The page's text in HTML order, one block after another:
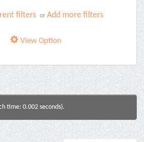
filters or Add more filters
View Option
time: 0.002 seconds).